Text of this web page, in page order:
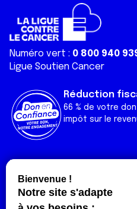
Numéro vert : 0 800 940
Ligue Soutien Cancer
Réduction
66 % de votre
impôt sur le
Liens utiles
Nos actualités
Nos publications
Contact